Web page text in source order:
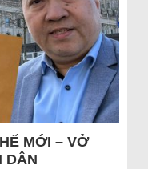
MỚI – VỞ
DÂN